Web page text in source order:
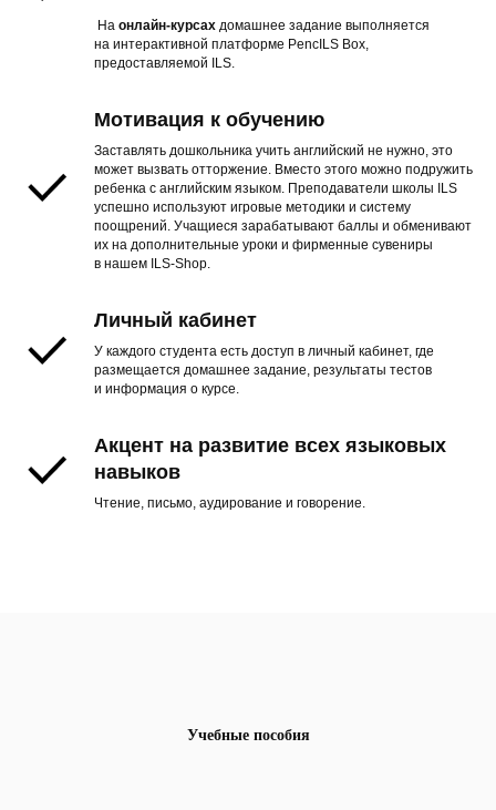
На онлайн-курсах домашнее задание выполняется
на интерактивной платформе PencILS Box,
предоставляемой ILS.
Мотивация к обучению
Заставлять дошкольника учить английский не нужно, это
может вызвать отторжение. Вместо этого можно подружить
ребенка с английским языком. Преподаватели школы ILS
успешно используют игровые методики и систему
поощрений. Учащиеся зарабатывают баллы и обменивают
их на дополнительные уроки и фирменные сувениры
в нашем ILS-Shop.
Личный кабинет
У каждого студента есть доступ в личный кабинет, где
размещается домашнее задание, результаты тестов
и информация о курсе.
Акцент на развитие всех языковых
навыков
Чтение, письмо, аудирование и говорение.
Учебные пособия